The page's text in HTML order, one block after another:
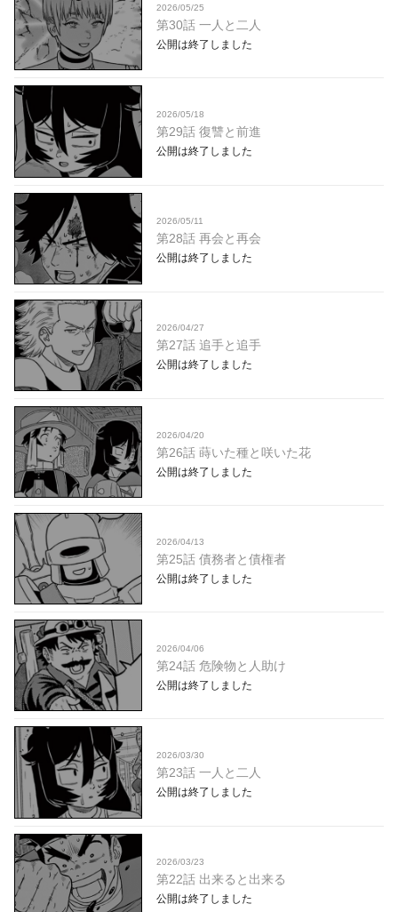
2026/05/25
第30話 一人と二人
公開は終了しました
2026/05/18
第29話 復讐と前進
公開は終了しました
2026/05/11
第28話 再会と再会
公開は終了しました
2026/04/27
第27話 追手と追手
公開は終了しました
2026/04/20
第26話 蒔いた種と咲いた花
公開は終了しました
2026/04/13
第25話 債務者と債権者
公開は終了しました
2026/04/06
第24話 危険物と人助け
公開は終了しました
2026/03/30
第23話 一人と二人
公開は終了しました
2026/03/23
第22話 出来ると出来る
公開は終了しました